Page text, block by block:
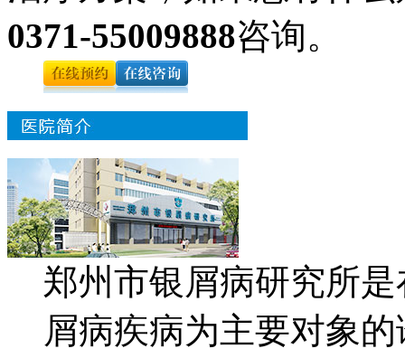
0371-55009888咨询。
郑州市银屑病研究所
屑病疾病为主要对象